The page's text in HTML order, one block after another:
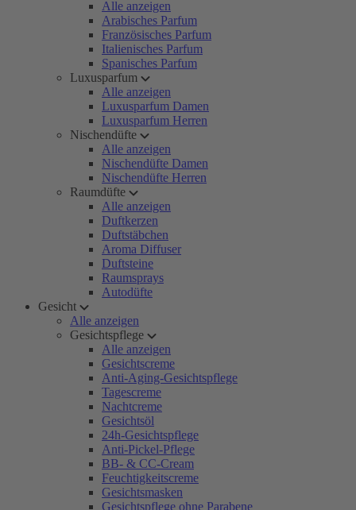
Alle anzeigen
Arabisches Parfum
Französisches Parfum
Italienisches Parfum
Spanisches Parfum
Luxusparfum
Alle anzeigen
Luxusparfum Damen
Luxusparfum Herren
Nischendüfte
Alle anzeigen
Nischendüfte Damen
Nischendüfte Herren
Raumdüfte
Alle anzeigen
Duftkerzen
Duftstäbchen
Aroma Diffuser
Duftsteine
Raumsprays
Autodüfte
Gesicht
Alle anzeigen
Gesichtspflege
Alle anzeigen
Gesichtscreme
Anti-Aging-Gesichtspflege
Tagescreme
Nachtcreme
Gesichtsöl
24h-Gesichtspflege
Anti-Pickel-Pflege
BB- & CC-Cream
Feuchtigkeitscreme
Gesichtsmasken
Gesichtspflege ohne Parabene